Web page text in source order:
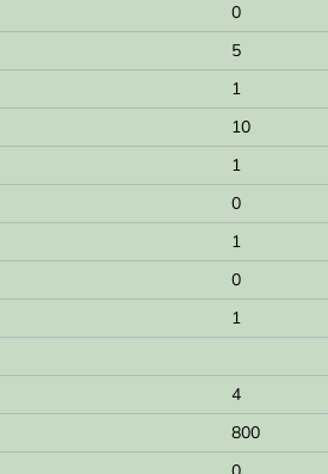
0
5
1
10
1
0
1
0
1
4
800